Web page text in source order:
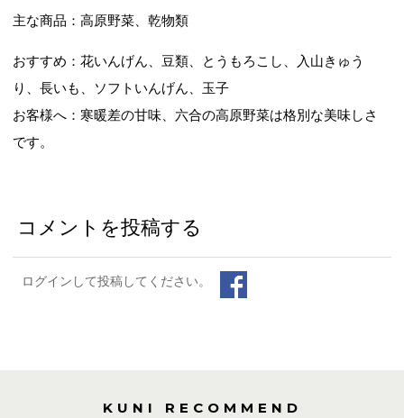
主な商品：高原野菜、乾物類
おすすめ：花いんげん、豆類、とうもろこし、入山きゅう
り、長いも、ソフトいんげん、玉子
お客様へ：寒暖差の甘味、六合の高原野菜は格別な美味しさ
です。
コメントを投稿する
ログインして投稿してください。
KUNI RECOMMEND